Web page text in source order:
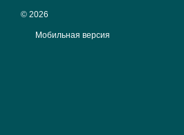
© 2026
Мобильная версия